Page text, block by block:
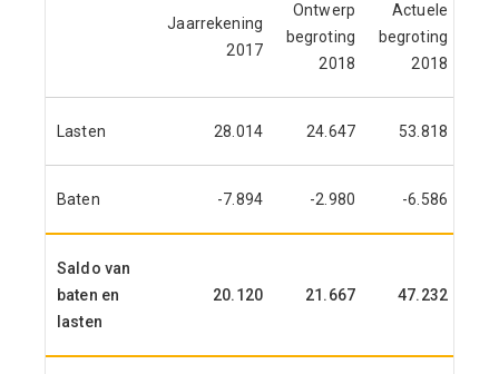
Jaarrekening
2017
Ontwerp
begroting
2018
Actuele
begroting
2018
Lasten 28.014 24.647 53.818
Baten -7.894 -2.980 -6.586
Saldo van
baten en
lasten
20.120 21.667 47.232